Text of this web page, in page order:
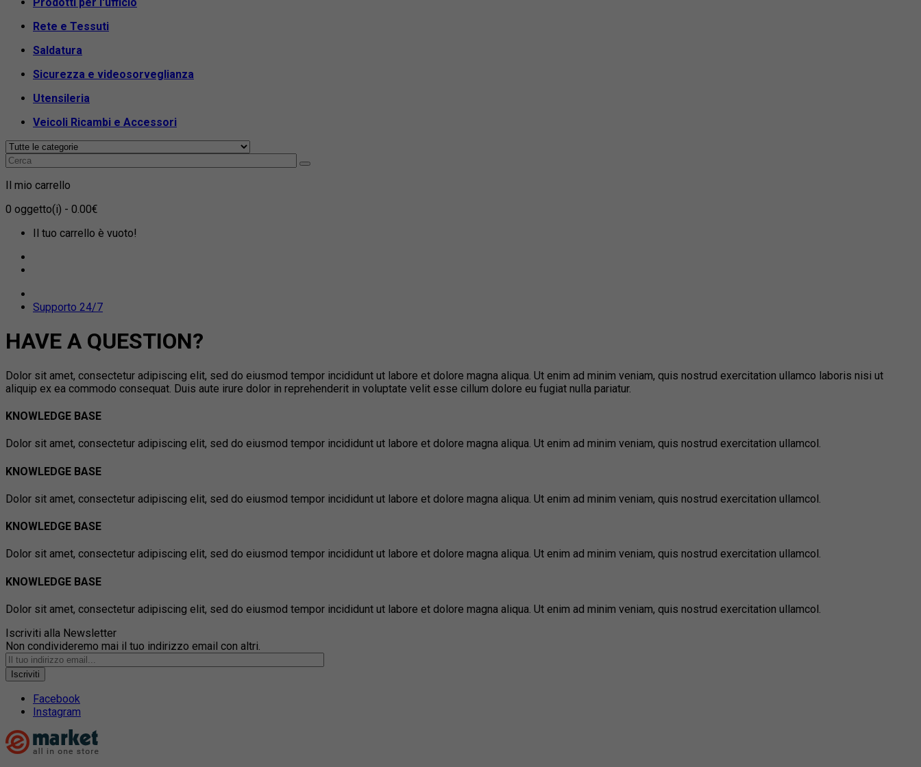
Rete e Tessuti
Saldatura
Sicurezza e videosorveglianza
Utensileria
Veicoli Ricambi e Accessori
Il mio carrello
0 oggetto(i) - 0.00€
Il tuo carrello è vuoto!
Supporto 24/7
HAVE A QUESTION?
Dolor sit amet, consectetur adipiscing elit, sed do eiusmod tempor incididunt ut labore et dolore magna aliqua. Ut enim ad minim veniam, quis nostrud exercitation ullamco laboris nisi ut
aliquip ex ea commodo consequat. Duis aute irure dolor in reprehenderit in voluptate velit esse cillum dolore eu fugiat nulla pariatur.
KNOWLEDGE BASE
Dolor sit amet, consectetur adipiscing elit, sed do eiusmod tempor incididunt ut labore et dolore magna aliqua. Ut enim ad minim veniam, quis nostrud exercitation ullamcol.
KNOWLEDGE BASE
Dolor sit amet, consectetur adipiscing elit, sed do eiusmod tempor incididunt ut labore et dolore magna aliqua. Ut enim ad minim veniam, quis nostrud exercitation ullamcol.
KNOWLEDGE BASE
Dolor sit amet, consectetur adipiscing elit, sed do eiusmod tempor incididunt ut labore et dolore magna aliqua. Ut enim ad minim veniam, quis nostrud exercitation ullamcol.
KNOWLEDGE BASE
Dolor sit amet, consectetur adipiscing elit, sed do eiusmod tempor incididunt ut labore et dolore magna aliqua. Ut enim ad minim veniam, quis nostrud exercitation ullamcol.
Iscriviti alla Newsletter
Non condivideremo mai il tuo indirizzo email con altri.
Iscriviti
Facebook
Instagram